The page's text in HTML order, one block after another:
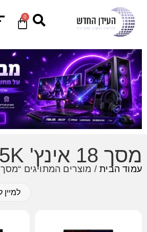
0
מסך 18 אינץ' 2.5K
עמוד הבית/ מוצרים המתויגים “מסך 18 אינץ' 2.5K”